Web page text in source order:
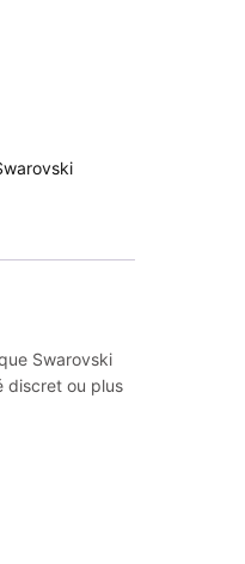
Swarovski
discret ou plus